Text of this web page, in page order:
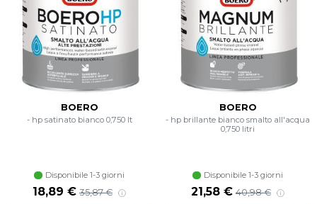
BOERO
- hp satinato bianco 0,750 lt
Disponibile 1-3 giorni
Prezzo scontato
18,89 € Prezzo di listino
35,87 €
BOERO
- hp brillante bianco smalto all'acqua
0,750 litri
Disponibile 1-3 giorni
Prezzo scontato
21,58 € Prezzo di listino
40,98 €